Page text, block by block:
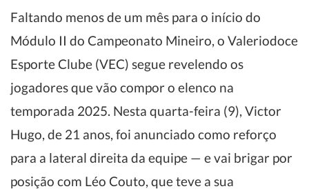
Faltando menos de um mês para o início do
Módulo II do Campeonato Mineiro, o Valeriodoce
Esporte Clube (VEC) segue revelendo os
jogadores que vão compor o elenco na
temporada 2025. Nesta quarta-feira (9), Victor
Hugo, de 21 anos, foi anunciado como reforço
para a lateral direita da equipe — e vai brigar por
posição com Léo Couto, que teve a sua